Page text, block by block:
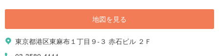
地図を見る
東京都港区東麻布１丁目９-３ 赤石ビル ２Ｆ